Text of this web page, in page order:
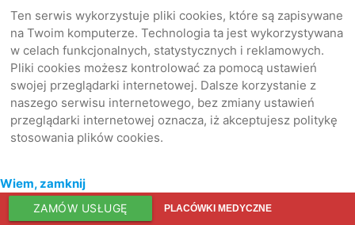
Ten serwis wykorzystuje pliki cookies, które są zapisywane
na Twoim komputerze. Technologia ta jest wykorzystywana
w celach funkcjonalnych, statystycznych i reklamowych.
Pliki cookies możesz kontrolować za pomocą ustawień
swojej przeglądarki internetowej. Dalsze korzystanie z
naszego serwisu internetowego, bez zmiany ustawień
przeglądarki internetowej oznacza, iż akceptujesz politykę
stosowania plików cookies.
Wiem, zamknij
ZAMÓW USŁUGĘ PLACÓWKI MEDYCZNE